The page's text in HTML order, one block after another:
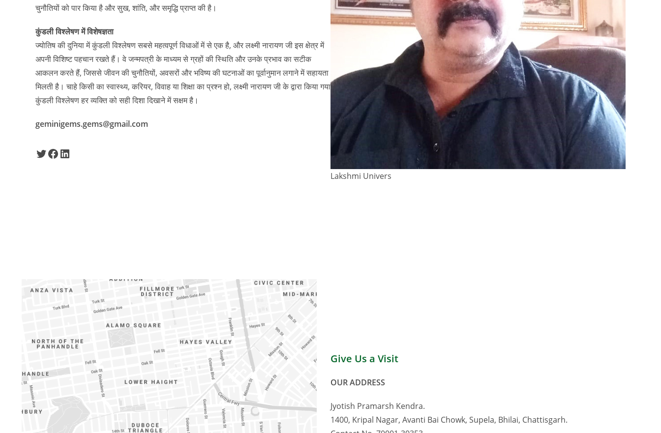
चुनौतियों को पार किया है और सुख, शांति, और समृद्धि प्राप्त की है।
कुंडली विश्लेषण में विशेषज्ञता
ज्योतिष की दुनिया में कुंडली विश्लेषण सबसे महत्वपूर्ण विधाओं में से एक है, और लक्ष्मी नारायण जी इस क्षेत्र में
अपनी विशिष्ट पहचान रखते हैं। वे जन्मपत्री के माध्यम से ग्रहों की स्थिति और उनके प्रभाव का सटीक
आकलन करते हैं, जिससे जीवन की चुनौतियों, अवसरों और भविष्य की घटनाओं का पूर्वानुमान लगाने में सहायता
मिलती है। चाहे किसी का स्वास्थ्य, करियर, विवाह या शिक्षा का प्रश्न हो, लक्ष्मी नारायण जी के द्वारा किया गया
कुंडली विश्लेषण हर व्यक्ति को सही दिशा दिखाने में सक्षम है।
geminigems.gems@gmail.com
Twitter Facebook LinkedIn
Lakshmi Univers
Give Us a Visit
OUR ADDRESS
Jyotish Pramarsh Kendra.
1400, Kripal Nagar, Avanti Bai Chowk, Supela, Bhilai, Chattisgarh.